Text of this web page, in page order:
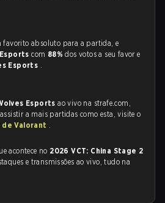
favorito absoluto para a partida, e
Esportscom 88%dos votos a seu favor e
Esports .
Esportsao vivo na strafe.com,
a mais partidas como esta, visite o
Valorant .
acontece no 2026 VCT: China Stage 2
e transmissões ao vivo, tudo na